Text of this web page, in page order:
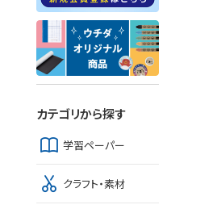
カテゴリから探す
学習ペーパー
クラフト・素材